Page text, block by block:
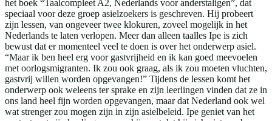
het boek “Taalcompleet A2, Nederlands voor anderstaligen”, dat
speciaal voor deze groep asielzoekers is geschreven. Hij probeert
zijn lessen, van ongeveer twee klokuren, zoveel mogelijk in het
Nederlands te laten verlopen. Meer dan alleen taalles Ipe is zich
bewust dat er momenteel veel te doen is over het onderwerp asiel.
“Maar ik ben heel erg voor gastvrijheid en ik kan goed meevoelen
met oorlogsmigranten. Ik zou ook graag, als ik zou moeten vluchten,
gastvrij willen worden opgevangen!” Tijdens de lessen komt het
onderwerp ook weleens ter sprake en zijn leerlingen vinden dat ze in
ons land heel fijn worden opgevangen, maar dat Nederland ook wel
wat strenger zou mogen zijn in zijn asielbeleid. Ipe geniet van het